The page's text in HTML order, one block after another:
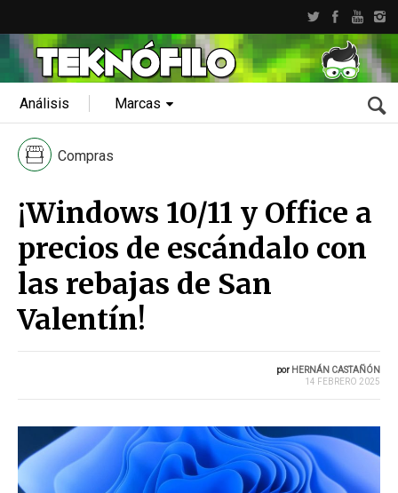
Análisis Marcas
Compras
¡Windows 10/11 y Office a
precios de escándalo con
las rebajas de San
Valentín!
por HERNÁN CASTAÑÓN
14 FEBRERO 2025